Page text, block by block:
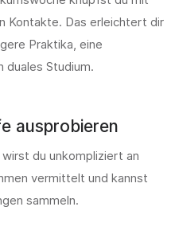
Kontakte. Das erleichtert dir
Praktika, eine
duales Studium.
ausprobieren
du unkompliziert an
vermittelt und kannst
sammeln.